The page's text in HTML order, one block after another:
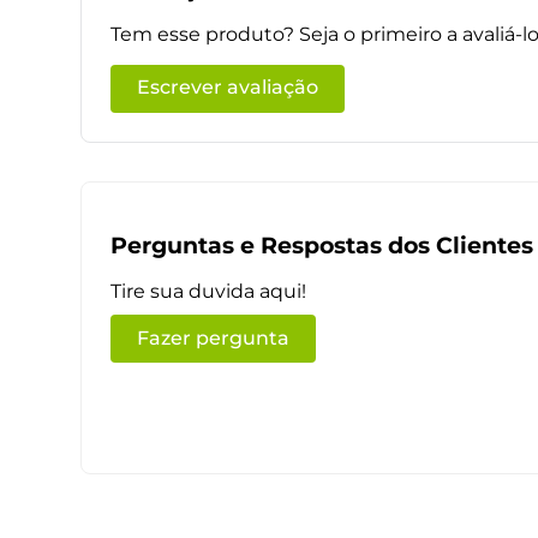
Tem esse produto? Seja o primeiro a avaliá-
Escrever avaliação
Perguntas e Respostas dos Clientes
Tire sua duvida aqui!
Fazer pergunta